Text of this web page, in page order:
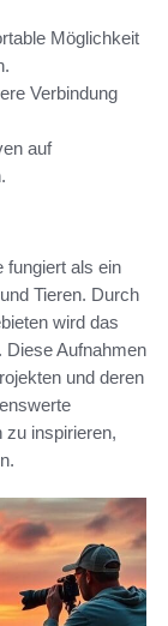
Möglichkeit
Verbindung
auf
fungiert als ein
Tieren. Durch
wird das
Diese Aufnahmen
und deren
zu inspirieren,